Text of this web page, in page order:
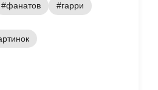
#фанатов #гарри